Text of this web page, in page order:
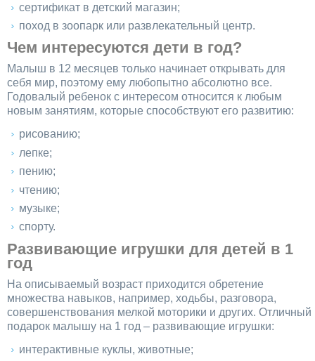
сертификат в детский магазин;
поход в зоопарк или развлекательный центр.
Чем интересуются дети в год?
Малыш в 12 месяцев только начинает открывать для
себя мир, поэтому ему любопытно абсолютно все.
Годовалый ребенок с интересом относится к любым
новым занятиям, которые способствуют его развитию:
рисованию;
лепке;
пению;
чтению;
музыке;
спорту.
Развивающие игрушки для детей в 1
год
На описываемый возраст приходится обретение
множества навыков, например, ходьбы, разговора,
совершенствования мелкой моторики и других. Отличный
подарок малышу на 1 год – развивающие игрушки:
интерактивные куклы, животные;